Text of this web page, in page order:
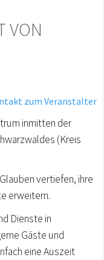
VON
zum Veranstalter
inmitten der
(Kreis
vertiefen, ihre
erweitern.
Dienste in
Gäste und
eine Auszeit